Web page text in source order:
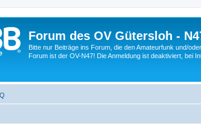
Forum des OV Gütersloh -
Bitte nur Beiträge ins Forum, die den Amateurfunk und/
Forum ist der OV-N47! Die Anmeldung ist deaktiviert, bei